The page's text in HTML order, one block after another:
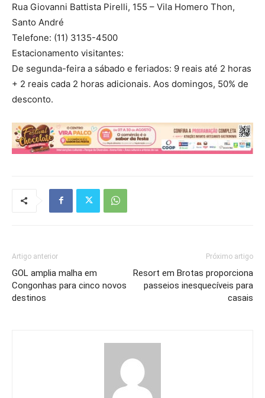
Rua Giovanni Battista Pirelli, 155 – Vila Homero Thon,
Santo André
Telefone: (11) 3135-4500
Estacionamento visitantes:
De segunda-feira a sábado e feriados: 9 reais até 2 horas
+ 2 reais cada 2 horas adicionais. Aos domingos, 50% de
desconto.
Artigo anterior
GOL amplia malha em
Congonhas para cinco novos
destinos
Próximo artigo
Resort em Brotas proporciona
passeios inesquecíveis para
casais